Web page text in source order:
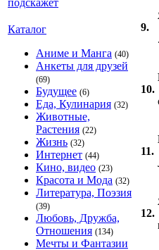
Каталог
Аниме и Манга (40)
Анкеты для друзей
(69)
Будущее (6)
Еда, Кулинария (32)
Животные,
Растения (22)
Жизнь (32)
Интернет (44)
Кино, видео (23)
Красота и Мода (32)
Литература, Поэзия
(39)
Любовь, Дружба,
Отношения (134)
Мечты и Фантазии
9.
10.
11.
12.